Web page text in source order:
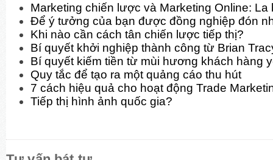
Marketing chiến lược và Marketing Online: La
Để ý tưởng của bạn được đồng nghiệp đón
Khi nào cần cách tân chiến lược tiếp thị?
Bí quyết khởi nghiệp thành công từ Brian
Bí quyết kiếm tiền từ mùi hương khách hàng
Quy tắc để tạo ra một quảng cáo thu hút
7 cách hiệu quả cho hoạt động Trade
Tiếp thị hình ảnh quốc gia?